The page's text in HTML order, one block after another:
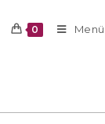
0 Menü